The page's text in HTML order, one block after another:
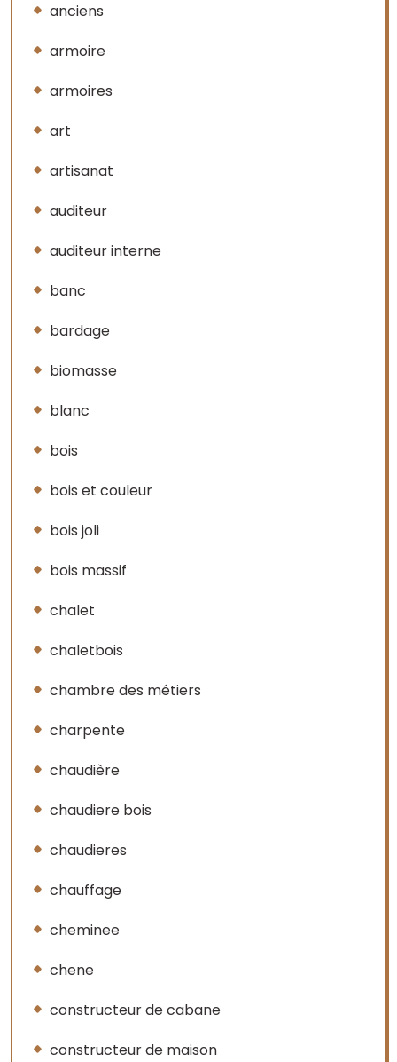
anciens
armoire
armoires
art
artisanat
auditeur
auditeur interne
banc
bardage
biomasse
blanc
bois
bois et couleur
bois joli
bois massif
chalet
chaletbois
chambre des métiers
charpente
chaudière
chaudiere bois
chaudieres
chauffage
cheminee
chene
constructeur de cabane
constructeur de maison